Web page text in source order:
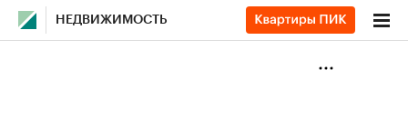
НЕДВИЖИМОСТЬ